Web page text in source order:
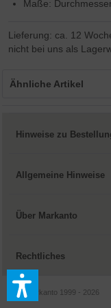
Maße:
Lieferung: ca. 12
nicht bei uns als
Ähnliche Artikel
Hinweise zu
Allgemeine Hinweise
Über Markanto
Rechtliches
© by Markanto 1999 - 2026